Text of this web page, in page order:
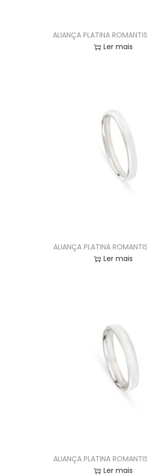
ALIANÇA PLATINA
Ler mais
ALIANÇA PLATINA
Ler mais
ALIANÇA PLATINA
Ler mais